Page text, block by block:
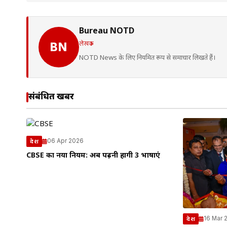
BN
Bureau NOTD
लेखक
NOTD News के लिए नियमित रूप से समाचार लिखते हैं।
संबंधित खबरें
देश 06 Apr 2026
CBSE का नया नियम: अब पढ़नी होंगी 3 भाषाएं
देश 16 Mar